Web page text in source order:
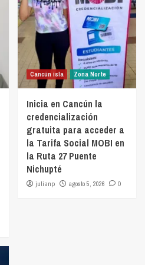
Cancún isla Zona Norte
Inicia en Cancún la
credencialización
gratuita para acceder a
la Tarifa Social MOBI en
la Ruta 27 Puente
Nichupté
julianp agosto 5, 2026 0